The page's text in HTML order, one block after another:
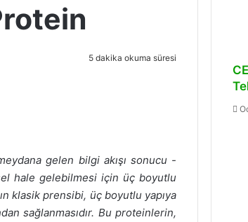
5 dakika okuma süresi
gelen bilgi akışı sonucu -
hale gelebilmesi için üç boyutlu
klasik prensibi, üç boyutlu yapıya
sağlanmasıdır. Bu proteinlerin,